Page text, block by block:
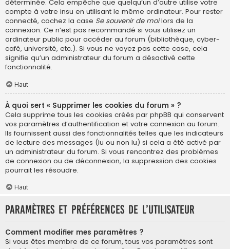
déterminée. Cela empêche que quelqu’un d’autre utilise votre
compte à votre insu en utilisant le même ordinateur. Pour rester
connecté, cochez la case Se souvenir de moilors de la
connexion. Ce n’est pas recommandé si vous utilisez un
ordinateur public pour accéder au forum (bibliothèque, cyber-
café, université, etc.). Si vous ne voyez pas cette case, cela
signifie qu’un administrateur du forum a désactivé cette
fonctionnalité.
Haut
À quoi sert « Supprimer les cookies du forum » ?
Cela supprime tous les cookies créés par phpBB qui conservent
vos paramètres d’authentification et votre connexion au forum.
Ils fournissent aussi des fonctionnalités telles que les indicateurs
de lecture des messages (lu ou non lu) si cela a été activé par
un administrateur du forum. Si vous rencontrez des problèmes
de connexion ou de déconnexion, la suppression des cookies
pourrait les résoudre.
Haut
Paramètres et préférences de l’utilisateur
Comment modifier mes paramètres ?
Si vous êtes membre de ce forum, tous vos paramètres sont